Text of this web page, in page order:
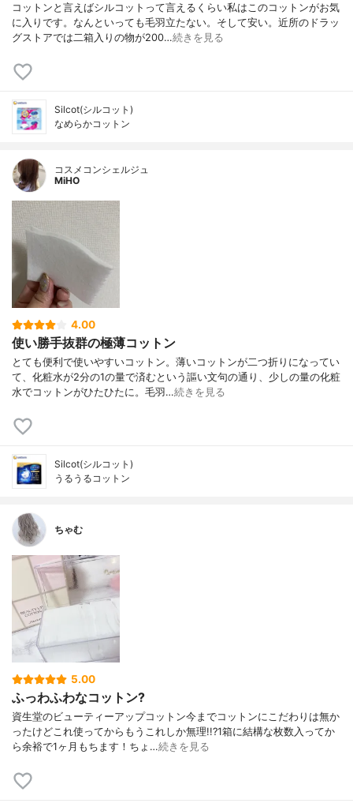
コットンと言えばシルコットって言えるくらい私はこのコットンがお気
に入りです。なんといっても毛羽立たない。そして安い。近所のドラッ
グストアでは二箱入りの物が200…続きを見る
Silcot(シルコット)
なめらかコットン
コスメコンシェルジュ
MiHO
4.00
使い勝手抜群の極薄コットン
とても便利で使いやすいコットン。薄いコットンが二つ折りになってい
て、化粧水が2分の1の量で済むという謳い文句の通り、少しの量の化粧
水でコットンがひたひたに。毛羽…続きを見る
Silcot(シルコット)
うるうるコットン
ちゃむ
5.00
ふっわふわなコットン?
資生堂のビューティーアップコットン今までコットンにこだわりは無か
ったけどこれ使ってからもうこれしか無理!!?1箱に結構な枚数入ってか
ら余裕で1ヶ月もちます！ちょ…続きを見る